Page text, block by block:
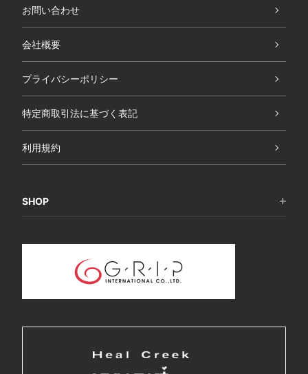
お問い合わせ
会社概要
プライバシーポリシー
特定商取引法に基づく表記
利用規約
SHOP